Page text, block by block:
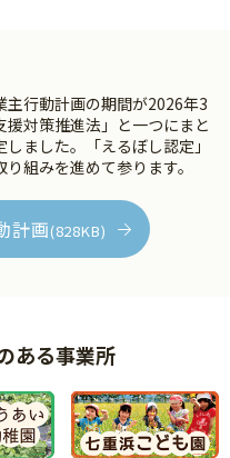
主行動計画の期間が2026年3
対策推進法」と一つにまと
ました。「えるぼし認定」
組みを進めて参ります。
計画(828KB)
ある事業所